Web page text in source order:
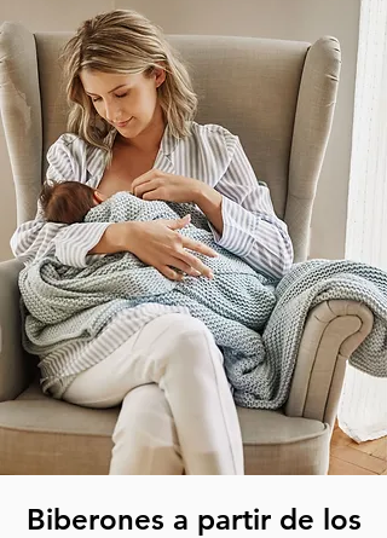
Biberones a partir de los